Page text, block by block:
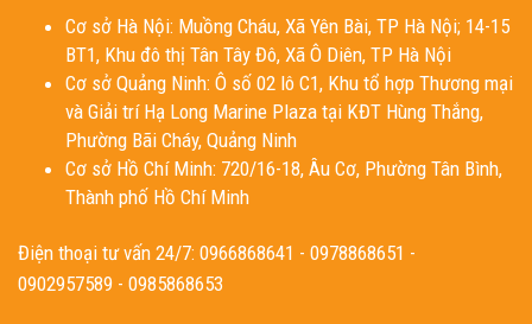
Cơ sở Hà Nội: Muồng Cháu, Xã Yên Bài, TP Hà Nội; 14-15
BT1, Khu đô thị Tân Tây Đô, Xã Ô Diên, TP Hà Nội
Cơ sở Quảng Ninh: Ô số 02 lô C1, Khu tổ hợp Thương mại
và Giải trí Hạ Long Marine Plaza tại KĐT Hùng Thắng,
Phường Bãi Cháy, Quảng Ninh
Cơ sở Hồ Chí Minh: 720/16-18, Âu Cơ, Phường Tân Bình,
Thành phố Hồ Chí Minh
Điện thoại tư vấn 24/7: 0966868641 - 0978868651 -
0902957589 - 0985868653